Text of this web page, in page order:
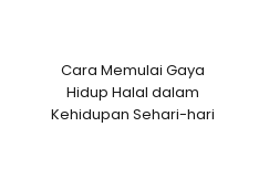
Cara Memulai Gaya
Hidup Halal dalam
Kehidupan Sehari-hari